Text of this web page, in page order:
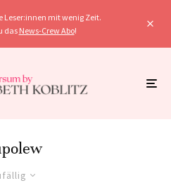
Leser:innen mit wenig Zeit.
das News-Crew Abo!